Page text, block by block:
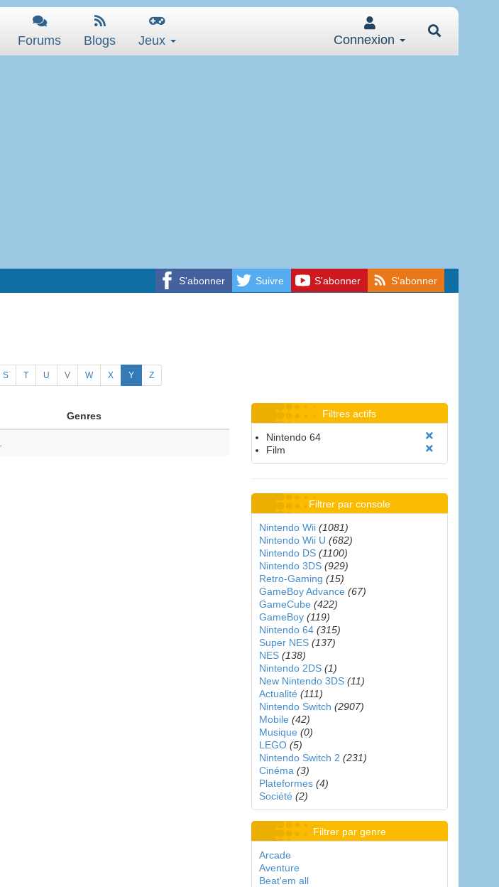
Forums Blogs Jeux Connexion
S'abonner Suivre S'abonner S'abonner
S T U V W X Y Z
Genres Filtres actifs
Nintendo 64
Film
Filtrer par console
Nintendo Wii (1081)
Nintendo Wii U (682)
Nintendo DS (1100)
Nintendo 3DS (929)
Retro-Gaming (15)
GameBoy Advance (67)
GameCube (422)
GameBoy (119)
Nintendo 64 (315)
Super NES (137)
NES (138)
Nintendo 2DS (1)
New Nintendo 3DS (11)
Actualité (111)
Nintendo Switch (2907)
Mobile (42)
Musique (0)
LEGO (5)
Nintendo Switch 2 (231)
Cinéma (3)
Plateformes (4)
Société (2)
Filtrer par genre
Arcade
Aventure
Beat'em all